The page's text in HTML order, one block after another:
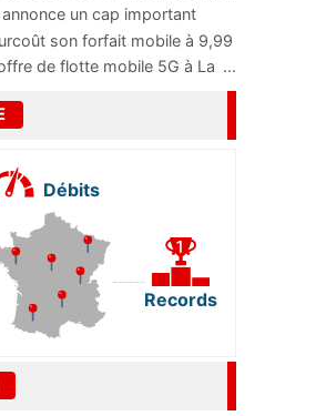
un cap important
...
son forfait mobile à 9,99
de flotte mobile 5G à La ...
Débits
Records